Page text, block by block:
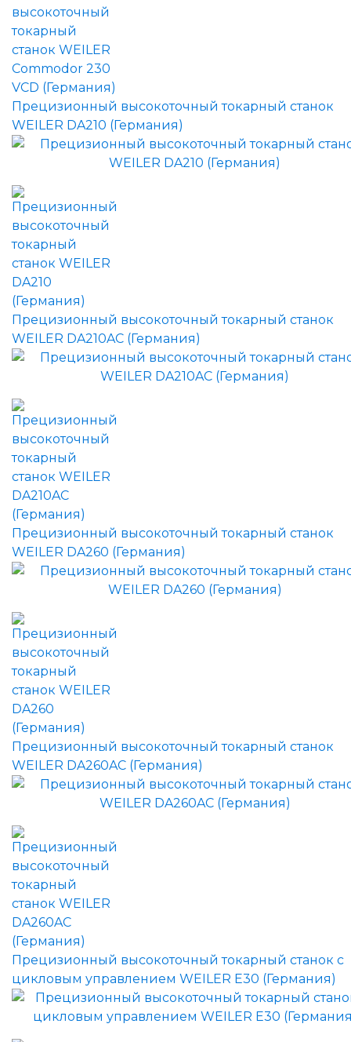
Прецизионный высокоточный токарный станок
WEILER DA210 (Германия)
Прецизионный высокоточный токарный станок
WEILER DA210AC (Германия)
Прецизионный высокоточный токарный станок
WEILER DA260 (Германия)
Прецизионный высокоточный токарный станок
WEILER DA260AC (Германия)
Прецизионный высокоточный токарный станок с
цикловым управлением WEILER E30 (Германия)